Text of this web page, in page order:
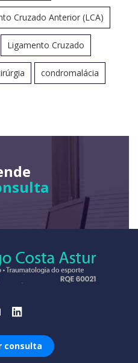
Cruzado Anterior (LCA)
Ligamento Cruzado
condromalácia
consulta